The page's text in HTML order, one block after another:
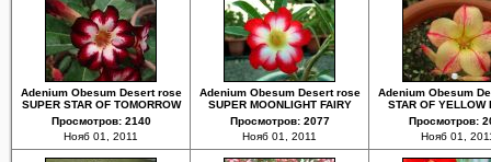
Adenium Obesum Desert rose
SUPER STAR OF TOMORROW
Просмотров: 2140
Нояб 01, 2011
Adenium Obesum Desert rose
SUPER MOONLIGHT FAIRY
Просмотров: 2077
Нояб 01, 2011
Adenium Obesum
STAR OF YELLOW
Просмотров:
Нояб 01,